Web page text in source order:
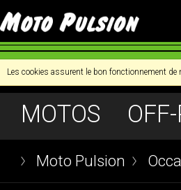
Les cookies assurent le bon fonctionnement
MOTOS
Moto Pulsion